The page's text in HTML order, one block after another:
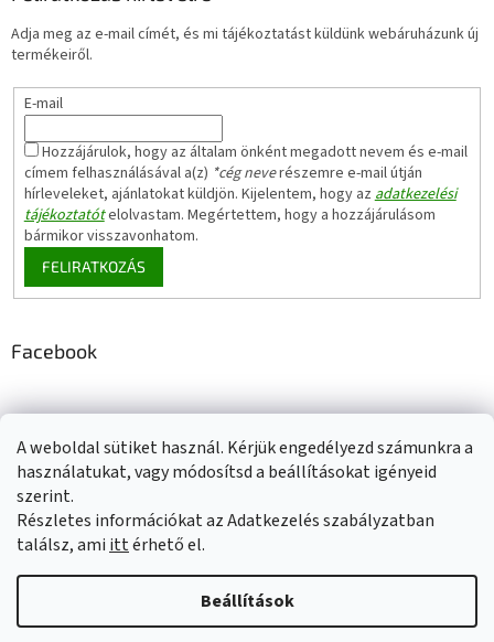
A weboldal sütiket használ. Kérjük engedélyezd számunkra a
használatukat, vagy módosítsd a beállításokat igényeid
szerint.
Részletes információkat az Adatkezelés szabályzatban
találsz, ami ittérhető el.
Beállítások
Adja meg az e-mail címét, és mi tájékoztatást küldünk webáruházunk új
termékeiről.
E-mail
Hozzájárulok, hogy az általam önként megadott nevem és e-mail
címem felhasználásával a(z) *cég neverészemre e-mail útján
hírleveleket, ajánlatokat küldjön. Kijelentem, hogy az adatkezelési
tájékoztatótelolvastam. Megértettem, hogy a hozzájárulásom
bármikor visszavonhatom.
FELIRATKOZÁS
Facebook
Adatkezelési tájékoztató Elérhetőségeink Impresszum
Üzleti feltételek (ÁSZF) Jótállási tájékoztató
Shoptet készítette